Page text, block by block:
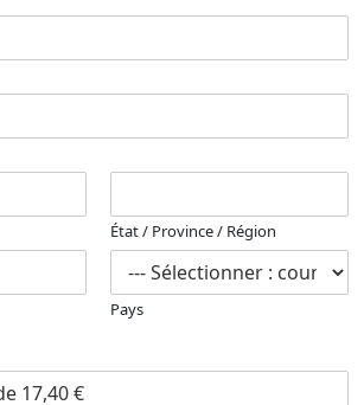
État / Province / Région
Pays